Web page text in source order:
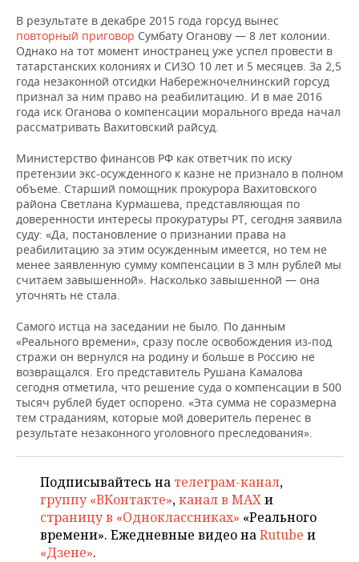
В результате в декабре 2015 года горсуд вынес
повторный приговор Сумбату Оганову — 8 лет колонии.
Однако на тот момент иностранец уже успел провести в
татарстанских колониях и СИЗО 10 лет и 5 месяцев. За 2,5
года незаконной отсидки Набережночелнинский горсуд
признал за ним право на реабилитацию. И в мае 2016
года иск Оганова о компенсации морального вреда начал
рассматривать Вахитовский райсуд.
Министерство финансов РФ как ответчик по иску
претензии экс-осужденного к казне не признало в полном
объеме. Старший помощник прокурора Вахитовского
района Светлана Курмашева, представляющая по
доверенности интересы прокуратуры РТ, сегодня заявила
суду: «Да, постановление о признании права на
реабилитацию за этим осужденным имеется, но тем не
менее заявленную сумму компенсации в 3 млн рублей мы
считаем завышенной». Насколько завышенной — она
уточнять не стала.
Самого истца на заседании не было. По данным
«Реального времени», сразу после освобождения из-под
стражи он вернулся на родину и больше в Россию не
возвращался. Его представитель Рушана Камалова
сегодня отметила, что решение суда о компенсации в 500
тысяч рублей будет оспорено. «Эта сумма не соразмерна
тем страданиям, которые мой доверитель перенес в
результате незаконного уголовного преследования».
Подписывайтесь на телеграм-канал,
группу «ВКонтакте»,канал в MAXи
страницу в «Одноклассниках» «Реального
времени». Ежедневные видео наRutube и
«Дзене».